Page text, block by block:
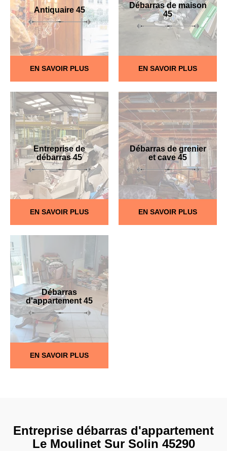
Antiquaire 45
EN SAVOIR PLUS
Débarras de maison
45
EN SAVOIR PLUS
Entreprise de
débarras 45
EN SAVOIR PLUS
Débarras de grenier
et cave 45
EN SAVOIR PLUS
Débarras
d'appartement 45
EN SAVOIR PLUS
Entreprise débarras d'appartement
Le Moulinet Sur Solin 45290